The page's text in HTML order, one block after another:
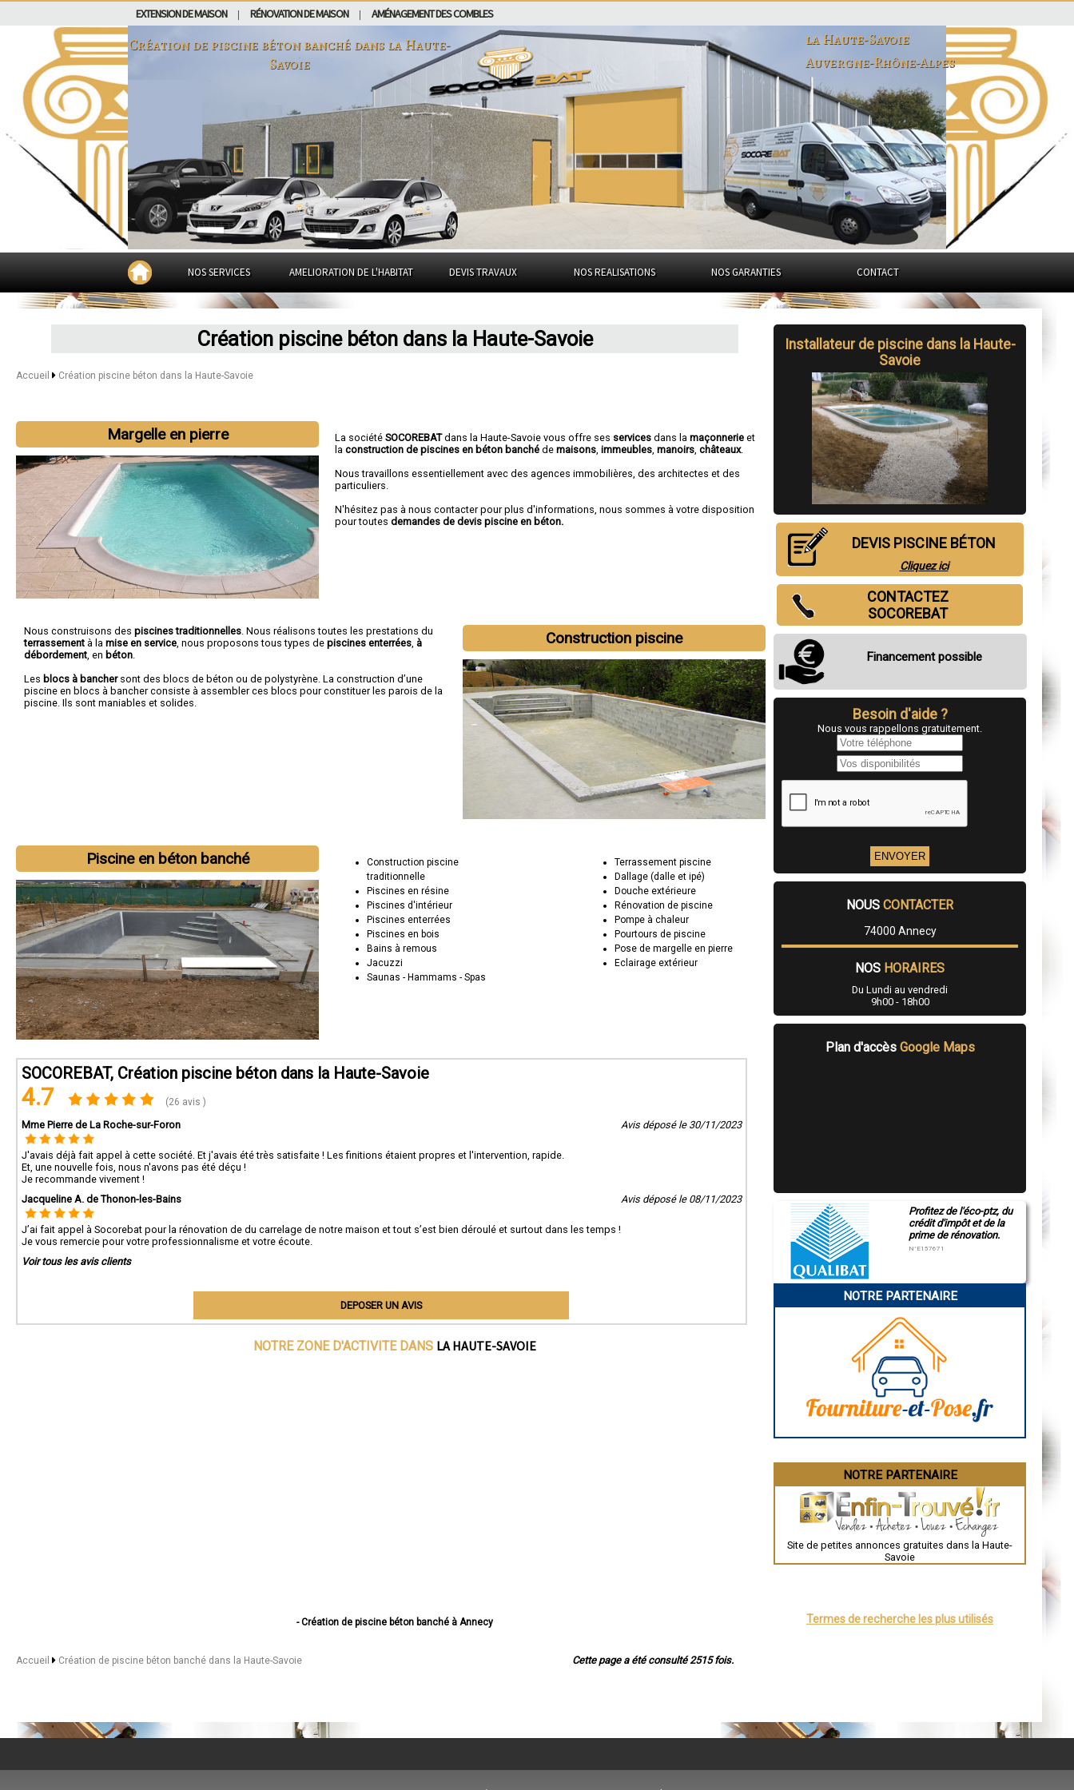
EXTENSION DE MAISON RÉNOVATION DE MAISON AMÉNAGEMENT DES COMBLES
Création de piscine béton banché dans la Haute-
Savoie
la Haute-Savoie
Auvergne-Rhône-Alpes
NOS SERVICES AMELIORATION DE L'HABITAT DEVIS TRAVAUX NOS REALISATIONS NOS GARANTIES CONTACT
Création piscine béton dans la Haute-Savoie
Accueil Création piscine béton dans la Haute-Savoie
Margelle en pierre La sociétéSOCOREBATdans la Haute-Savoie vous offre ses services dans lamaçonnerie et
laconstruction de piscines en béton banché demaisons ,immeubles ,manoirs ,châteaux.
Nous travaillons essentiellement avec des agences immobilières, des architectes et des
particuliers.
N'hésitez pas à nous contacter pour plus d'informations, nous sommes à votre disposition
pour toutesdemandes de devis piscine en béton.
Construction piscine
Nous construisons des piscines traditionnelles. Nous réalisons toutes les prestations du
terrassement à la mise en service, nous proposons tous types de piscines enterrées, à
débordement, en béton.
Les blocs à banchersont des blocs de béton ou de polystyrène. La construction d’une
piscine en blocs à bancher consiste à assembler ces blocs pour constituer les parois de la
piscine. Ils sont maniables et solides.
Piscine en béton banché
Construction piscine
traditionnelle
Piscines en résine
Piscines d'intérieur
Piscines enterrées
Piscines en bois
Bains à remous
Jacuzzi
Saunas - Hammams - Spas
Terrassement piscine
Dallage (dalle et ipé)
Douche extérieure
Rénovation de piscine
Pompe à chaleur
Pourtours de piscine
Pose de margelle en pierre
Eclairage extérieur
SOCOREBAT, Création piscine béton dans la Haute-Savoie
4.7 (26 avis )
Mme Pierre de La Roche-sur-Foron Avis déposé le 30/11/2023
J'avais déjà fait appel à cette société. Et j'avais été très satisfaite ! Les finitions étaient propres et l'intervention, rapide.
Et, une nouvelle fois, nous n'avons pas été déçu !
Je recommande vivement !
Jacqueline A. de Thonon-les-Bains
Avis déposé le 08/11/2023
J’ai fait appel à Socorebat pour la rénovation de du carrelage de notre maison et tout s’est bien déroulé et surtout dans les temps !
Je vous remercie pour votre professionnalisme et votre écoute.
Voir tous les avis clients
DEPOSER UN AVIS
NOTRE ZONE D'ACTIVITE DANS LA HAUTE-SAVOIE
- Création de piscine béton banché à Annecy
- Création de piscine béton banché à Annecy-le-Vieux
- Création de piscine béton banché à Sallanches
- Création de piscine béton banché à Rumilly
Cette page a été consulté 2515 fois.
Accueil Création de piscine béton banché dans la Haute-Savoie
Installateur de piscine dans la Haute-
Savoie
DEVIS PISCINE BÉTON
Cliquez ici
CONTACTEZ
SOCOREBAT
Financement possible
Besoin d'aide ?
Nous vous rappellons gratuitement.
NOUS CONTACTER
74000 Annecy
NOS HORAIRES
Du Lundi au vendredi
9h00 - 18h00
Plan d'accès Google Maps
Profitez de l'éco-ptz, du
crédit d'impôt et de la
prime de rénovation.
N°E157671
NOTRE PARTENAIRE
NOTRE PARTENAIRE
Site de petites annonces gratuites dans la Haute-
Savoie
Termes de recherche les plus utilisés